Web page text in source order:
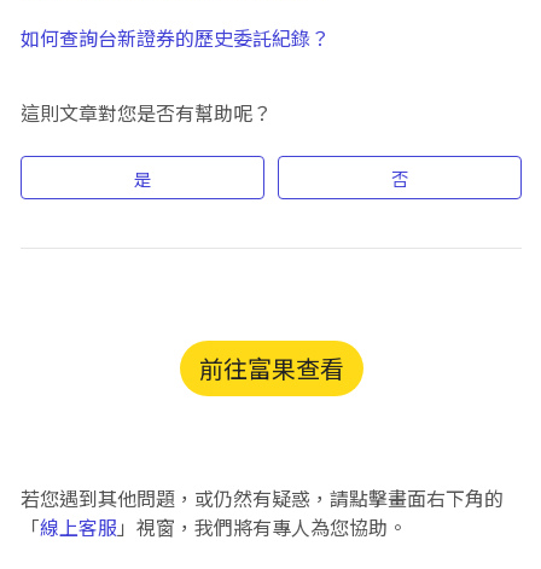
如何查詢台新證券的歷史委託紀錄？
這則文章對您是否有幫助呢？
是 否
前往富果查看
若您遇到其他問題，或仍然有疑惑，請點擊畫面右下角的
「線上客服 」視窗，我們將有專人為您協助。